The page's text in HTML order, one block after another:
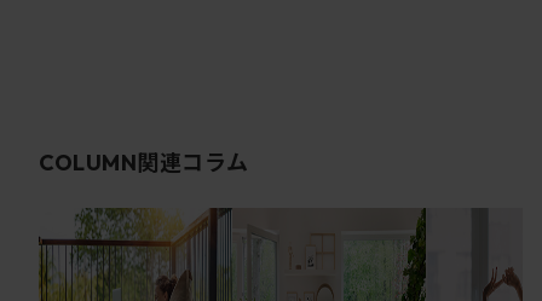
COLUMN関連コラム